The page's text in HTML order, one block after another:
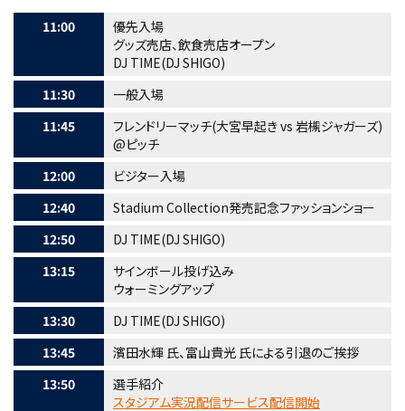
11:00
優先入場
グッズ売店、飲食売店オープン
DJ TIME(DJ SHIGO)
11:30
一般入場
11:45
フレンドリーマッチ(大宮早起き vs 岩槻ジャガーズ)
@ピッチ
12:00
ビジター入場
12:40
Stadium Collection発売記念ファッションショー
12:50
DJ TIME(DJ SHIGO)
13:15
サインボール投げ込み
ウォーミングアップ
13:30
DJ TIME(DJ SHIGO)
13:45
濱田水輝 氏、富山貴光 氏による引退のご挨拶
13:50
選手紹介
スタジアム実況配信サービス配信開始